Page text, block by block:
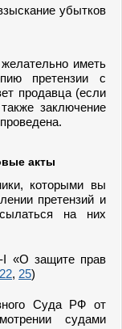
убытков
иметь
претензии с
продавца (если
заключение
акты
которыми вы
претензий и
на них
«О защите прав
22, 25)
Суда РФ от
судами